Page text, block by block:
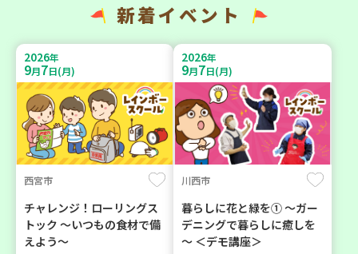
新着イベント
2026年
9月7日(月)
西宮市
チャレンジ！ローリングス
トック ～いつもの食材で備
えよう～
2026年
9月7日(月)
川西市
暮らしに花と緑を① ～ガー
デニングで暮らしに癒しを
～ ＜デモ講座＞